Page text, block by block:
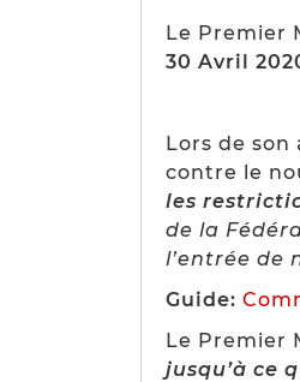
Le Premier
30 Avril
Lors de
contre le
les
de la
l’entrée de
Guide:
Le Premier
jusqu’à ce